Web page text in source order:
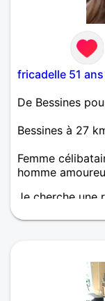
fricadelle 51 ans
De Bessines
Bessines à 27
Femme
homme
Je cherche une
très discrète,